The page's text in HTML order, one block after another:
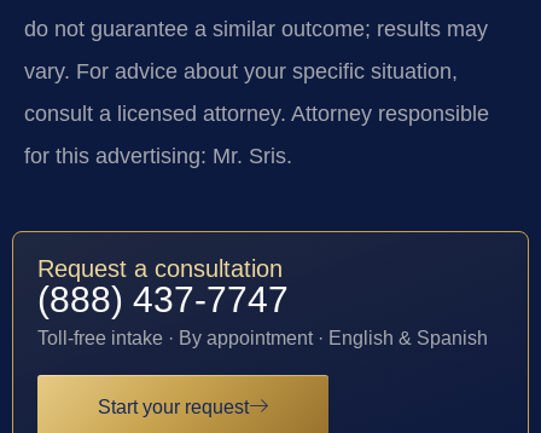
do not guarantee a similar outcome; results may
vary. For advice about your specific situation,
consult a licensed attorney. Attorney responsible
for this advertising: Mr. Sris.
Request a consultation
(888) 437-7747
Toll-free intake · By appointment · English & Spanish
Start your request